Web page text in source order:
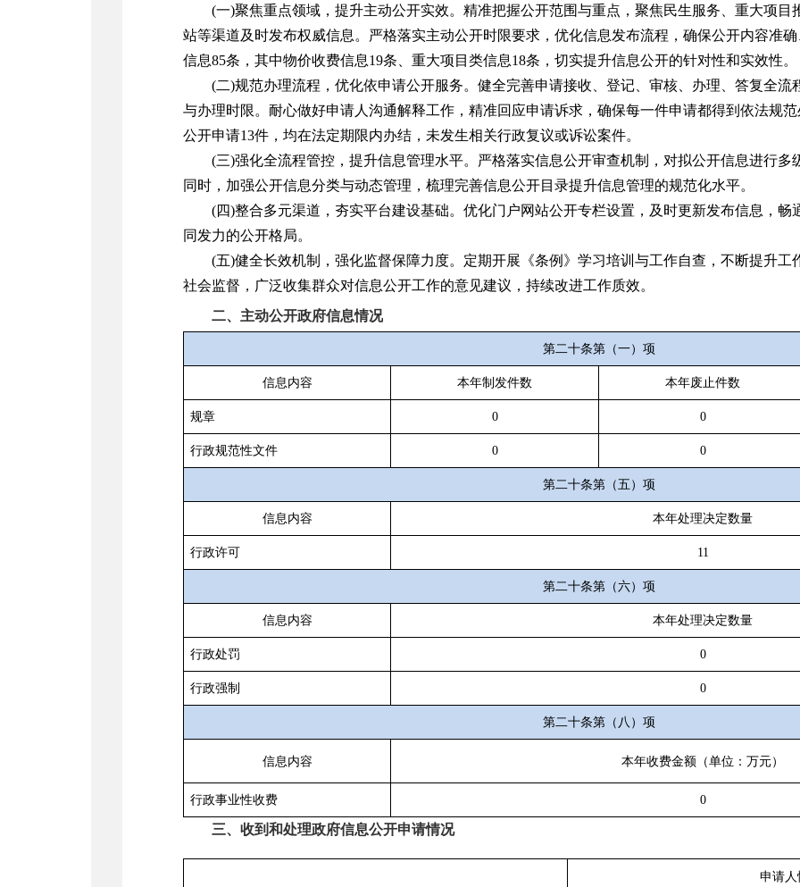
(一)聚焦重点领域，提升主动公开实效。精准把握公开范围与重点，聚焦民生服务、重大项目
站等渠道及时发布权威信息。严格落实主动公开时限要求，优化信息发布流程，确保公开内容准
信息85条，其中物价收费信息19条、重大项目类信息18条，切实提升信息公开的针对性和实效性。
(二)规范办理流程，优化依申请公开服务。健全完善申请接收、登记、审核、办理、答复全流
与办理时限。耐心做好申请人沟通解释工作，精准回应申请诉求，确保每一件申请都得到依法规
公开申请13件，均在法定期限内办结，未发生相关行政复议或诉讼案件。
(三)强化全流程管控，提升信息管理水平。严格落实信息公开审查机制，对拟公开信息进行多
同时，加强公开信息分类与动态管理，梳理完善信息公开目录提升信息管理的规范化水平。
(四)整合多元渠道，夯实平台建设基础。优化门户网站公开专栏设置，及时更新发布信息，畅
同发力的公开格局。
(五)健全长效机制，强化监督保障力度。定期开展《条例》学习培训与工作自查，不断提升工
社会监督，广泛收集群众对信息公开工作的意见建议，持续改进工作质效。
二、主动公开政府信息情况
第二十条第（一）项
信息内容 本年制发件数 本年废止件数
规章 0 0
行政规范性文件 0 0
第二十条第（五）项
信息内容 本年处理决定数量
行政许可 11
第二十条第（六）项
信息内容 本年处理决定数量
行政处罚 0
行政强制 0
第二十条第（八）项
信息内容 本年收费金额（单位：万元）
行政事业性收费 0
三、收到和处理政府信息公开申请情况
申请人